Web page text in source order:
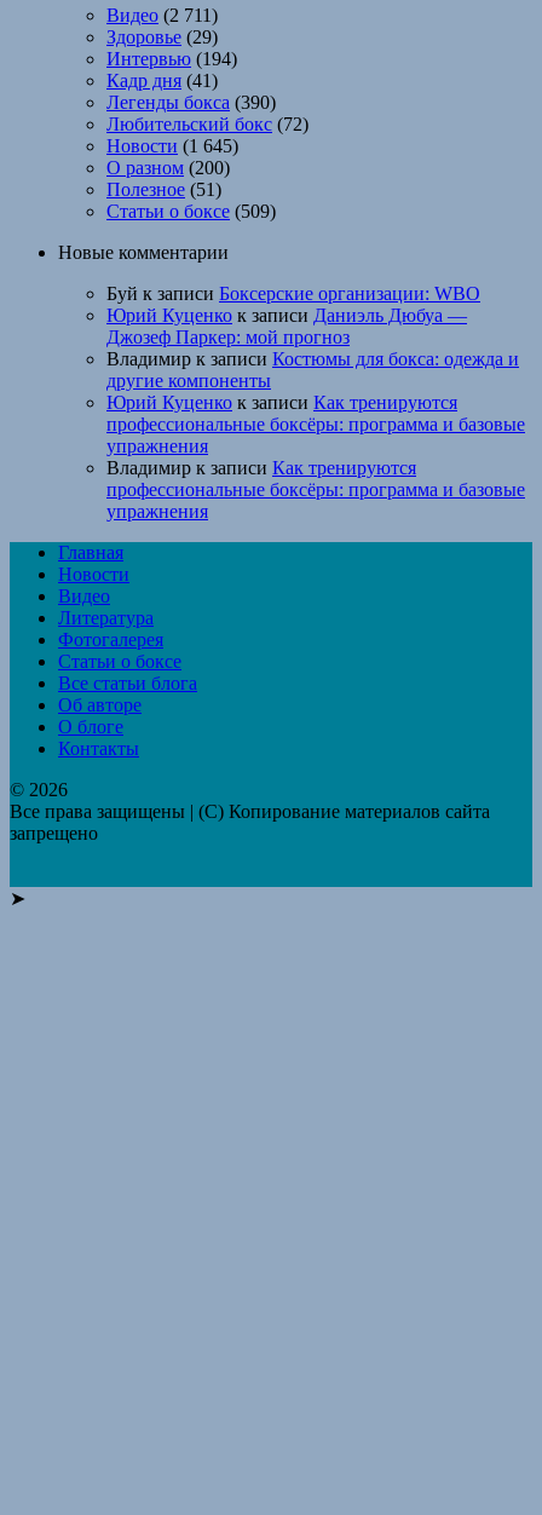
Видео (2 711)
Здоровье (29)
Интервью (194)
Кадр дня (41)
Легенды бокса (390)
Любительский бокс (72)
Новости (1 645)
О разном (200)
Полезное (51)
Статьи о боксе (509)
Новые комментарии
Буй к записи Боксерские организации: WBO
Юрий Куценко к записи Даниэль Дюбуа —
Джозеф Паркер: мой прогноз
Владимир к записи Костюмы для бокса: одежда и
другие компоненты
Юрий Куценко к записи Как тренируются
профессиональные боксёры: программа и базовые
упражнения
Владимир к записи Как тренируются
профессиональные боксёры: программа и базовые
упражнения
Главная
Новости
Видео
Литература
Фотогалерея
Статьи о боксе
Все статьи блога
Об авторе
О блоге
Контакты
© 2026
Все права защищены | (C) Копирование материалов сайта
запрещено
➤